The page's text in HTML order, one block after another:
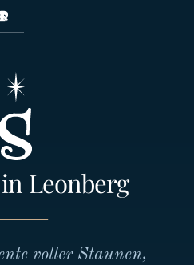
Leonberg
voller Staunen,